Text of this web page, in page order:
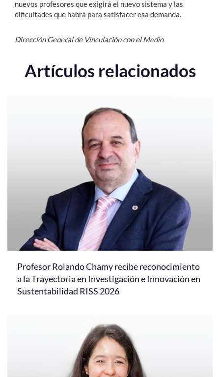
nuevos profesores que exigirá el nuevo sistema y las
dificultades que habrá para satisfacer esa demanda.
Dirección General de Vinculación con el Medio
Artículos relacionados
Profesor Rolando Chamy recibe reconocimiento
a la Trayectoria en Investigación e Innovación en
Sustentabilidad RISS 2026